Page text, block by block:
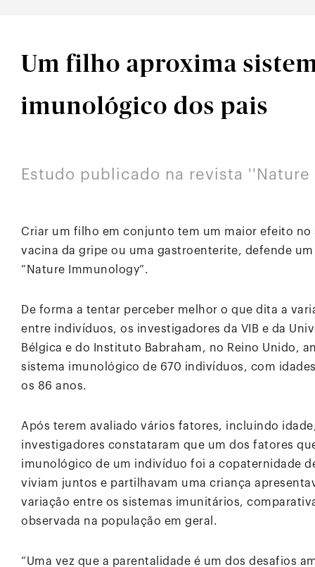
Um filho aproxima
imunológico dos pais
Estudo publicado na revista
Criar um filho em conjunto tem um maior efeito
vacina da gripe ou uma gastroenterite, defende
“Nature Immunology”.
De forma a tentar perceber melhor o que dita a
entre indivíduos, os investigadores da VIB e da
Bélgica e do Instituto Babraham, no Reino Unido,
sistema imunológico de 670 indivíduos, com
os 86 anos.
Após terem avaliado vários fatores, incluindo
investigadores constataram que um dos fatores
imunológico de um indivíduo foi a copaternidade
viviam juntos e partilhavam uma criança
variação entre os sistemas imunitários,
observada na população em geral.
“Uma vez que a parentalidade é um dos desafios